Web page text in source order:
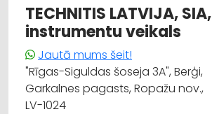
TECHNITIS LATVIJA, SIA,
instrumentu veikals
Jautā mums šeit!
"Rīgas-Siguldas šoseja 3A", Berģi,
Garkalnes pagasts, Ropažu nov.,
LV-1024